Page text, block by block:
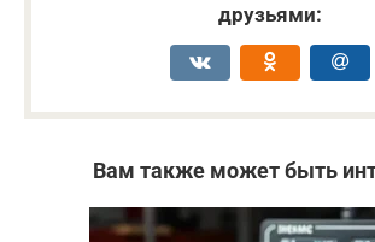
друзьями:
Вам также может быть